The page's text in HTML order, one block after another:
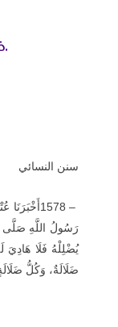
سنن النسائي
1578 –أَخْبَرَنَا
رَسُولُ اللَّهِ صَلَّى
يُضْلِلْهُ فَلَا
ضَلَالَةٌ، وَكُلُّ